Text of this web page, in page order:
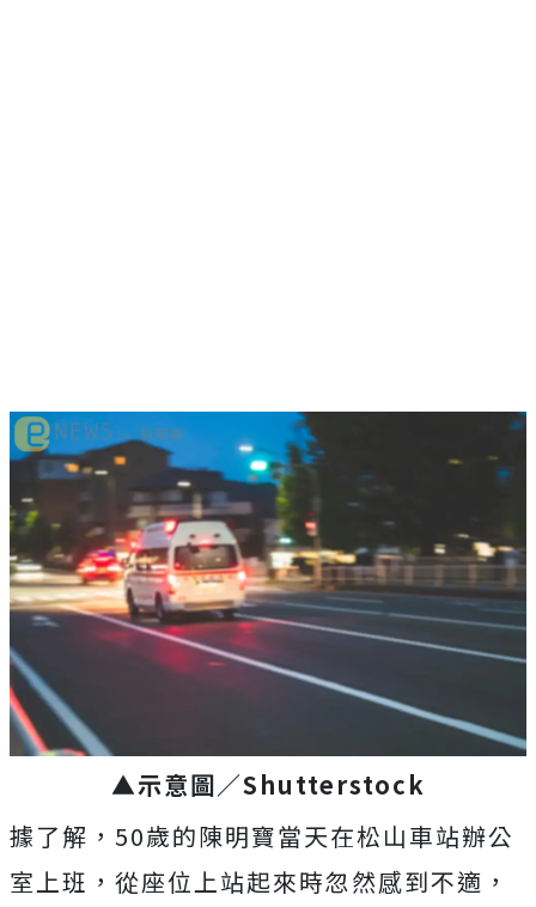
▲示意圖／Shutterstock
據了解，50歲的陳明寶當天在松山車站辦公
室上班，從座位上站起來時忽然感到不適，